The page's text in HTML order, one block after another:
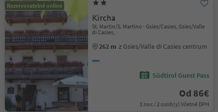
Rezervovatelné online
Kircha
St. Martin/S. Martino - Gsies/Casies, Gsies/Valle
di Casies,
262 m z Gsies/Valle di Casies centrum
Südtirol Guest Pass
Od 86€
1 noc / 2 osob(y) Včetně DPH